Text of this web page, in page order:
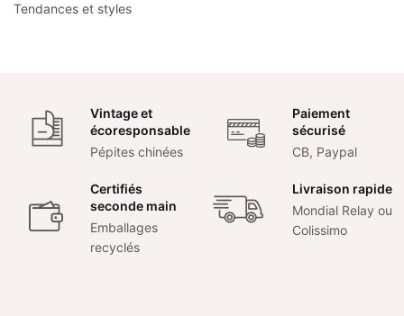
Tendances et styles
Vintage et
écoresponsable
Pépites chinées
Paiement
sécurisé
CB, Paypal
Certifiés
seconde main
Emballages
recyclés
Livraison rapide
Mondial Relay ou
Colissimo